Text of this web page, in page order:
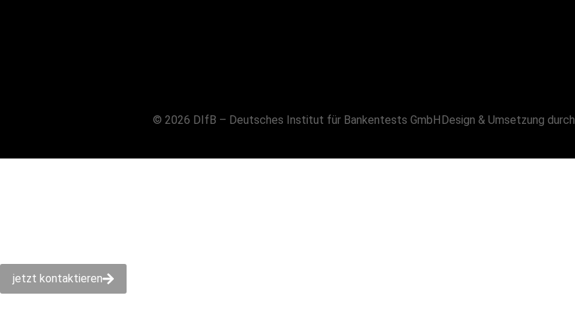
© 2026 DIfB – Deutsches Institut für Bankentests GmbHDesign & Umsetzung durch
jetzt kontaktieren